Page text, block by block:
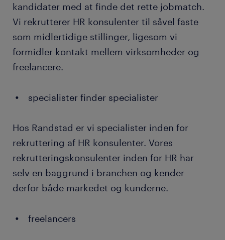
kandidater med at finde det rette jobmatch.
Vi rekrutterer HR konsulenter til såvel faste
som midlertidige stillinger, ligesom vi
formidler kontakt mellem virksomheder og
freelancere.
specialister finder specialister
Hos Randstad er vi specialister inden for
rekruttering af HR konsulenter. Vores
rekrutteringskonsulenter inden for HR har
selv en baggrund i branchen og kender
derfor både markedet og kunderne.
freelancers